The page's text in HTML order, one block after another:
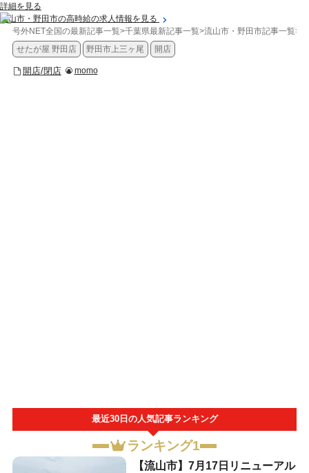
詳細を見る
流山市・野田市の高時給の求人情報を見る
号外NET全国の最新記事一覧>千葉県最新記事一覧>流山市・野田市記事一覧>
せたが屋 野田店
野田市上三ヶ尾 開店
開店/閉店 momo
最近30日の人気記事ランキング
ランキング1
【流山市】7月17日リニューアル